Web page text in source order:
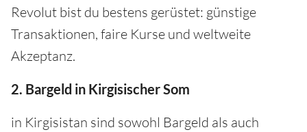
Revolut bist du bestens gerüstet: günstige
Transaktionen, faire Kurse und weltweite
Akzeptanz.
2. Bargeld in Kirgisischer Som
in Kirgisistan sind sowohl Bargeld als auch